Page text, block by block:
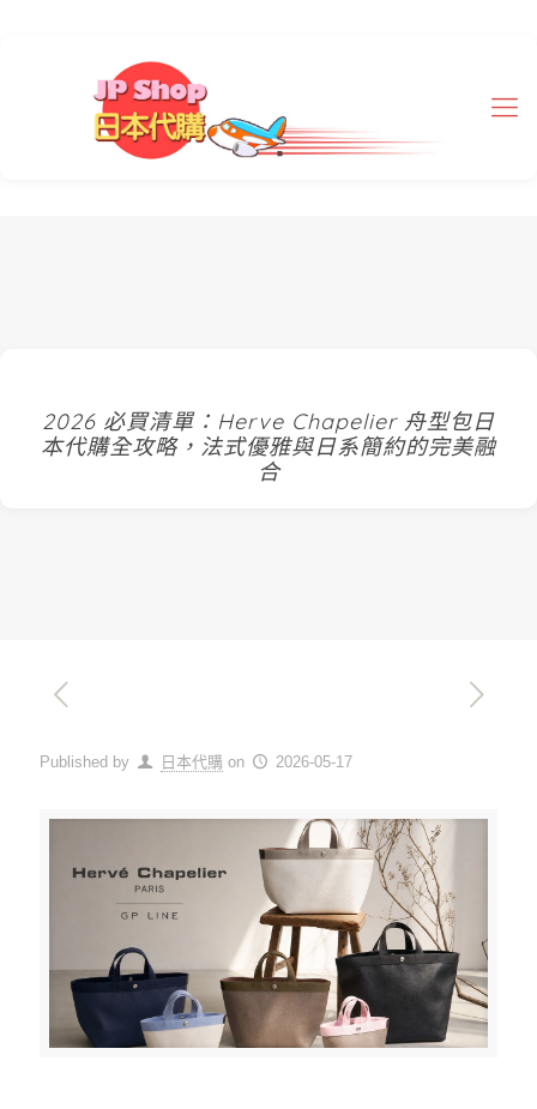
2026 必買清單：Herve Chapelier 舟型包日
本代購全攻略，法式優雅與日系簡約的完美融
合
Published by 日本代購 on 2026-05-17